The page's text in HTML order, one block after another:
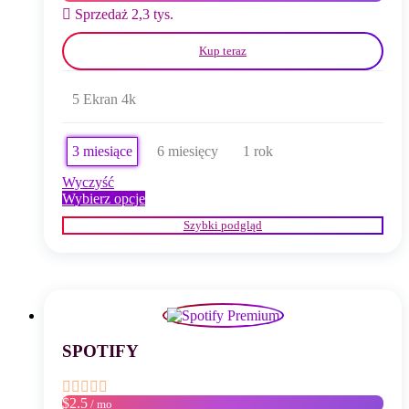
Sprzedaż 2,3 tys.
Kup teraz
5 Ekran 4k
3 miesiące 6 miesięcy
1 rok
Wyczyść
Wybierz opcjeTen
produkt
ma
wybrać
Szybki podgląd
SPOTIFY
$2.5 / mo